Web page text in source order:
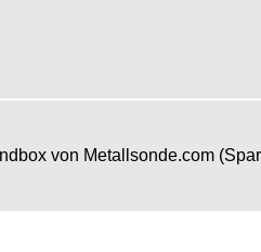
von Metallsonde.com